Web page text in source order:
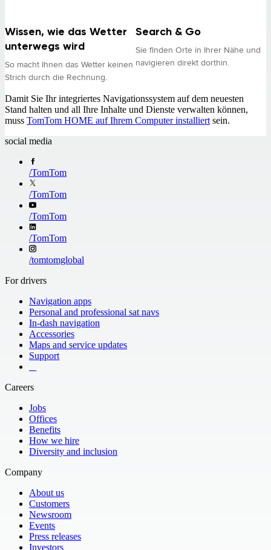
Wissen, wie das Wetter
unterwegs wird
So macht Ihnen das Wetter keinen
Strich durch die Rechnung.
Search & Go
Sie finden Orte in Ihrer Nähe und
navigieren direkt dorthin.
Damit Sie Ihr integriertes Navigationssystem auf dem neuesten
Stand halten und all Ihre Inhalte und Dienste verwalten können,
muss TomTom HOME auf Ihrem Computer installiert sein.
social media
/TomTom
/TomTom
/TomTom
/TomTom
/tomtomglobal
For drivers
Navigation apps
Personal and professional sat navs
In-dash navigation
Accessories
Maps and service updates
Support
Careers
Jobs
Offices
Benefits
How we hire
Diversity and inclusion
Company
About us
Customers
Newsroom
Events
Press releases
Investors